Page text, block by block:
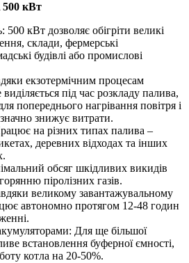
кВт
кВт дозволяє обігріти великі
склади, фермерські
будівлі або промислові
екзотермічним процесам
виділяється під час розкладу палива,
попереднього нагрівання повітря і
знижує витрати.
на різних типах палива –
деревних відходах та інших
обсяг шкідливих викидів
піролізних газів.
великому завантажувальному
автономно протягом 12-48 годин
Для ще більшої
встановлення буферної ємності,
котла на 20-50%.